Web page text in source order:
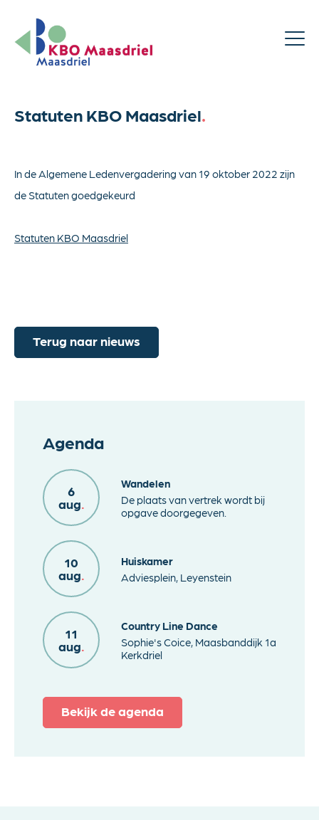
Statuten KBO Maasdriel.
In de Algemene Ledenvergadering van 19 oktober 2022 zijn
de Statuten goedgekeurd
Statuten KBO Maasdriel
Terug naar nieuws
Agenda
6
aug.
Wandelen
De plaats van vertrek wordt bij
opgave doorgegeven.
10
aug.
Huiskamer
Adviesplein, Leyenstein
11
aug.
Country Line Dance
Sophie's Coice, Maasbanddijk 1a
Kerkdriel
Bekijk de agenda